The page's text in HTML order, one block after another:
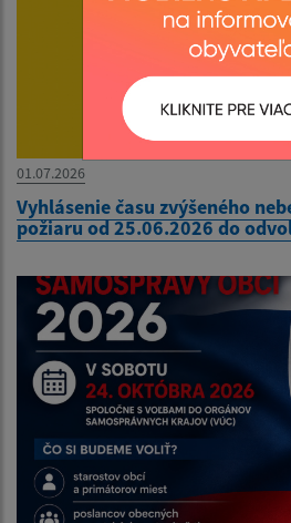
01.07.2026
Vyhlásenie času zvýšeného
požiaru od 25.06.2026 do